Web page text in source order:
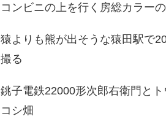
コンビニの上を行く房総カラー
猿よりも熊が出そうな猿田駅で
撮る
銚子電鉄22000形次郎右衛門とト
コシ畑